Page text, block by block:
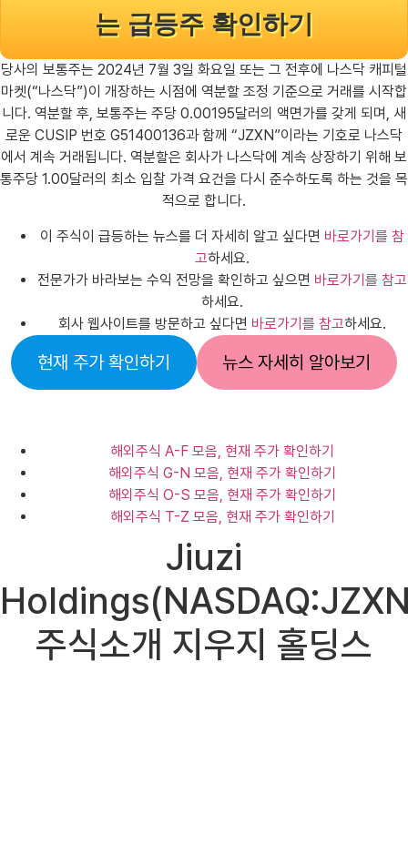
는 급등주 확인하기
당사의 보통주는 2024년 7월 3일 화요일 또는 그 전후에 나스닥 캐피털
마켓(“나스닥”)이 개장하는 시점에 역분할 조정 기준으로 거래를 시작합
니다. 역분할 후, 보통주는 주당 0.00195달러의 액면가를 갖게 되며, 새
로운 CUSIP 번호 G51400136과 함께 “JZXN”이라는 기호로 나스닥
에서 계속 거래됩니다. 역분할은 회사가 나스닥에 계속 상장하기 위해 보
통주당 1.00달러의 최소 입찰 가격 요건을 다시 준수하도록 하는 것을 목
적으로 합니다.
이 주식이 급등하는 뉴스를 더 자세히 알고 싶다면 바로가기를 참
고하세요.
전문가가 바라보는 수익 전망을 확인하고 싶으면 바로가기를 참고
하세요.
회사 웹사이트를 방문하고 싶다면 바로가기를 참고하세요.
현재 주가 확인하기 뉴스 자세히 알아보기
해외주식 A-F 모음, 현재 주가 확인하기
해외주식 G-N 모음, 현재 주가 확인하기
해외주식 O-S 모음, 현재 주가 확인하기
해외주식 T-Z 모음, 현재 주가 확인하기
Jiuzi
주식소개 지우지 홀딩스